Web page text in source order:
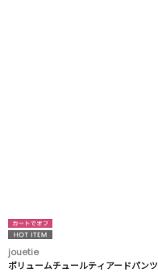
jouetie
ボリュームチュールティアードパンツ